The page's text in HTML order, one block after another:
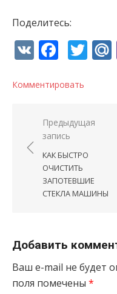
Поделитесь:
VK
Комментировать
Навигация
Предыдущая
запись
КАК БЫСТРО
ОЧИСТИТЬ
ЗАПОТЕВШИЕ
СТЕКЛА МАШИНЫ
Добавить
Ваш e-mail не будет
поля помечены *